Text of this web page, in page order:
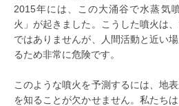
2015年には、この大涌谷で水蒸気
火」が起きました。こうした噴火は
ではありませんが、人間活動と近い
るため非常に危険です。
このような噴火を予測するには、地
を知ることが欠かせません。私たち